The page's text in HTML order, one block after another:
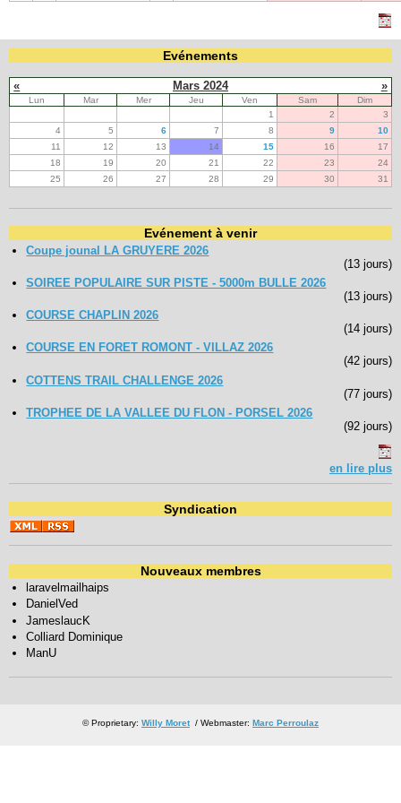
Evénements
« Mars 2024 »
Lun Mar Mer Jeu Ven Sam
Dim
1
2
3
4
5 6 7 8 9
10
11
12 13 14 15 16
17
18
19 20 21 22 23
24
25
26 27 28 29 30 31
Evénement à venir
Coupe jounal LA GRUYERE 2026
(13 jours)
SOIREE POPULAIRE SUR PISTE - 5000m BULLE 2026
(13 jours)
COURSE CHAPLIN 2026
(14 jours)
COURSE EN FORET ROMONT - VILLAZ 2026
(42 jours)
COTTENS TRAIL CHALLENGE 2026
(77 jours)
TROPHEE DE LA VALLEE DU FLON - PORSEL 2026
(92 jours)
en lire plus
Syndication
Nouveaux membres
laravelmailhaips
DanielVed
JameslaucK
Colliard Dominique
ManU
© Proprietary: Willy Moret/ Webmaster: Marc Perroulaz